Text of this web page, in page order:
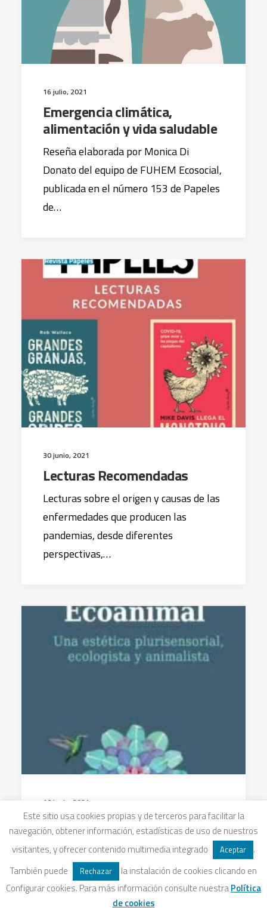
16 julio, 2021
Emergencia climática,
alimentación y vida saludable
Reseña elaborada por Monica Di
Donato del equipo de FUHEM Ecosocial,
publicada en el número 153 de Papeles
de…
30 junio, 2021
Lecturas Recomendadas
Lecturas sobre el origen y causas de las
enfermedades que producen las
pandemias, desde diferentes
perspectivas,…
10 junio, 2021
Lectura Recomendada:
Ecoanimal
Abandonar el antropocentrismo con el
que nos relacionamos con la naturaleza,
y comprender que somos seres…
Este sitio usa cookies propias y de terceros para facilitar la
navegación, obtener información, estadísticas de uso de nuestros
visitantes, y ofrecer contenido multimedia integrado
Aceptar
.
También puede
Rechazar
la instalación de cookies clicando en
Configurar cookies. Para más información consulte nuestraPolítica
de cookies